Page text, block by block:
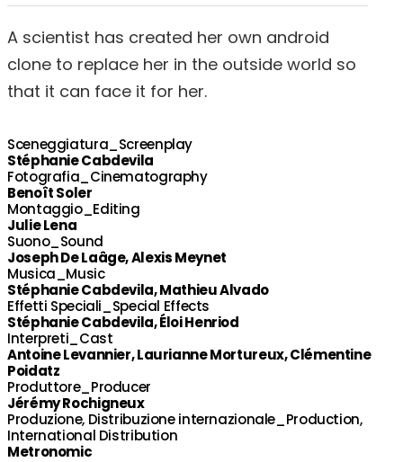
A scientist has created her own android
clone to replace her in the outside world so
that it can face it for her.
Sceneggiatura_Screenplay
Stéphanie Cabdevila
Fotografia_Cinematography
Benoît Soler
Montaggio_Editing
Julie Lena
Suono_Sound
Joseph De Laâge, Alexis Meynet
Musica_Music
Stéphanie Cabdevila, Mathieu Alvado
Effetti Speciali_Special Effects
Stéphanie Cabdevila, Éloi Henriod
Interpreti_Cast
Antoine Levannier, Laurianne Mortureux, Clémentine
Poidatz
Produttore_Producer
Jérémy Rochigneux
Produzione, Distribuzione internazionale_Production,
International Distribution
Metronomic